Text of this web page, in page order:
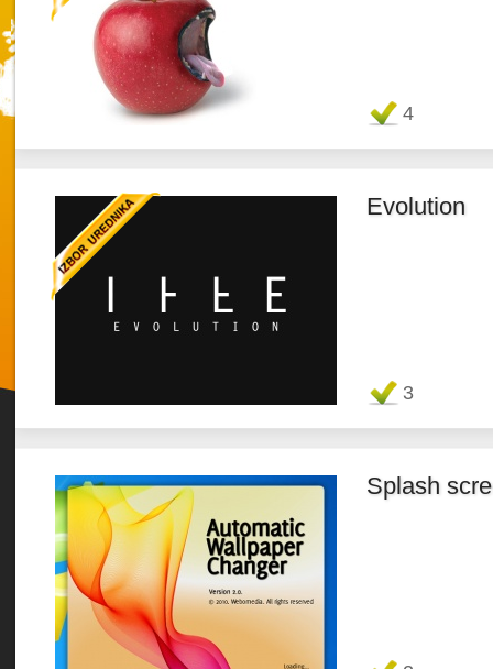
Favorit 4
Evolution
3
Splash
Twitter